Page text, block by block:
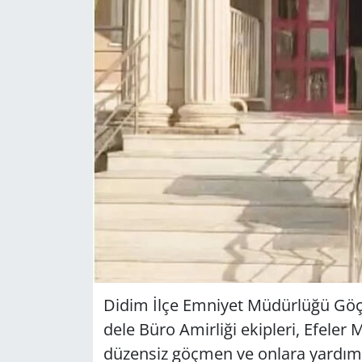
Didim İlçe Em­ni­yet Mü­dür­lü­ğü
de­le Büro Amir­li­ği ekip­le­ri, Efe­ler
dü­zen­siz göç­men ve on­la­ra
GÜNDEM
HABERDE İNSAN
KÜLTÜR SANAT
MAGAZİN
POLİTİKA
RESMİ İLANLAR